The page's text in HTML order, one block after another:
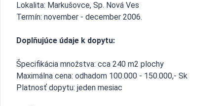
Lokalita: Markušovce, Sp. Nová Ves
Termín: november - december 2006.
Doplňujúce údaje k dopytu:
Špecifikácia množstva: cca 240 m2 plochy
Maximálna cena: odhadom 100.000 - 150.000,- Sk
Platnosť dopytu: jeden mesiac